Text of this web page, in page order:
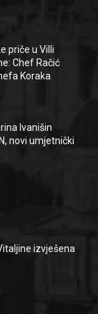
priče u Villi
Chef Račić
Koraka
Ivanišin
novi umjetnički
izvješena